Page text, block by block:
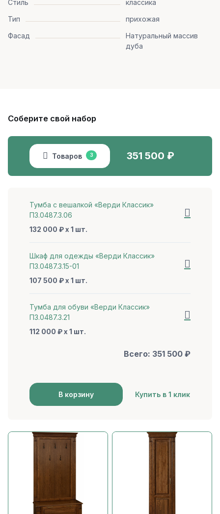
Стиль
классика
Тип
прихожая
Фасад
Натуральный массив
дуба
Соберите свой набор
Товаров 3 351 500 ₽
Тумба с вешалкой «Верди Классик»
П3.0487.3.06
132 000 ₽ x 1 шт.
Шкаф для одежды «Верди Классик»
П3.0487.3.15-01
107 500 ₽ x 1 шт.
Тумба для обуви «Верди Классик»
П3.0487.3.21
112 000 ₽ x 1 шт.
Всего: 351 500 ₽
В корзину Купить в 1 клик